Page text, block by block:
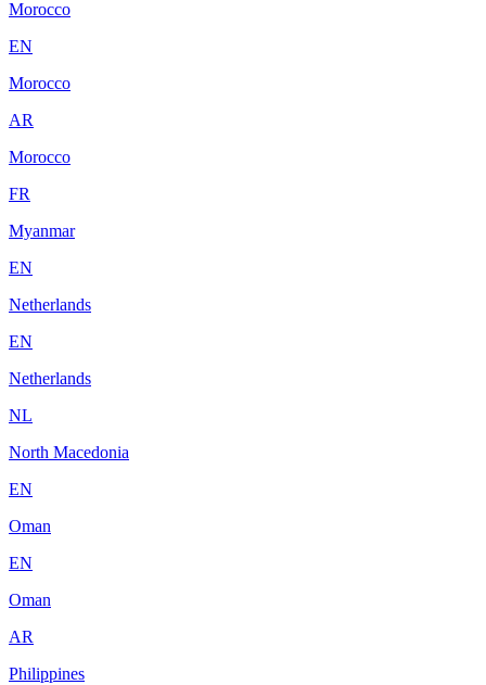
Morocco
EN
Morocco
AR
Morocco
FR
Myanmar
EN
Netherlands
EN
Netherlands
NL
North Macedonia
EN
Oman
EN
Oman
AR
Philippines